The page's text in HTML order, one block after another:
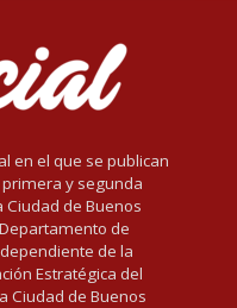
en el que se publican
y segunda
Ciudad de Buenos
de
de la
Estratégica del
Ciudad de Buenos